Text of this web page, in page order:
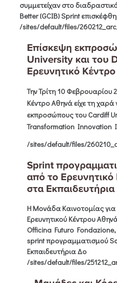
συμμετείχαν στο
Better (GCIB) Sprint
/sites/default/files/
Επίσκεψη
University και του
Ερευνητικό
ΤηνΤρίτη 10 Φεβρουαρίου
Κέντρο Αθηνά είχε τη
εκπροσώπους του Cardiff
Transformation Innovation
/sites/default/files/
Sprint
από το
στα
Η Μονάδα Καινοτομίας για
Ερευνητικού Κέντρου
Officina Futuro Fondazione
sprint προγραμματισμού
Εκπαιδευτήρια Δο
/sites/default/files/